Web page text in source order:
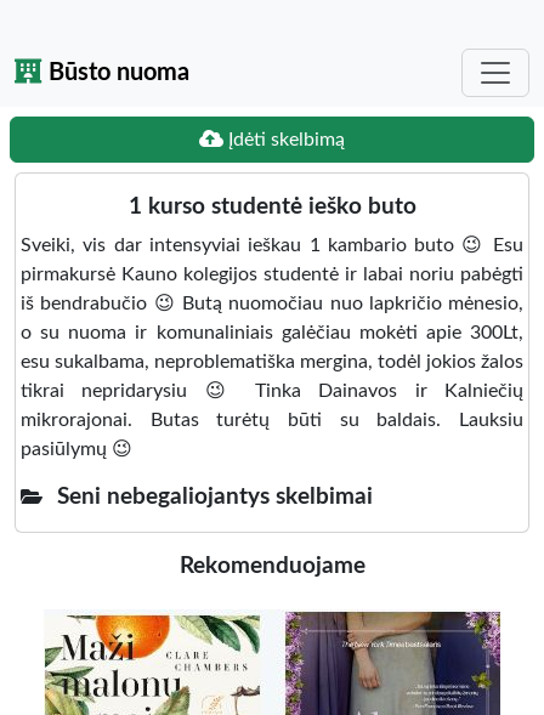
Būsto nuoma
Įdėti skelbimą
1 kurso studentė ieško buto
Sveiki, vis dar intensyviai ieškau 1 kambario buto 😉 Esu
pirmakursė Kauno kolegijos studentė ir labai noriu pabėgti
iš bendrabučio 😉 Butą nuomočiau nuo lapkričio mėnesio,
o su nuoma ir komunaliniais galėčiau mokėti apie 300Lt,
esu sukalbama, neproblematiška mergina, todėl jokios žalos
tikrai nepridarysiu 😉 Tinka Dainavos ir Kalniečių
mikrorajonai. Butas turėtų būti su baldais. Lauksiu
pasiūlymų 😉
Seni nebegaliojantys skelbimai
Rekomenduojame